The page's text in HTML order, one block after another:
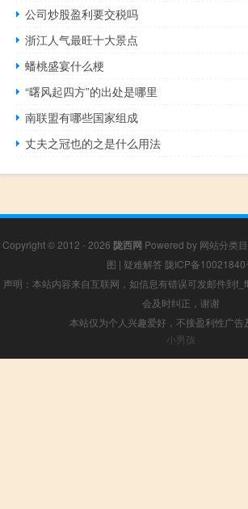
公司炒股盈利要交税吗
浙江人气最旺十大景点
蟠桃盛宴什么梗
“曙风起四方”的出处是哪里
南联盟有哪些国家组成
丈夫之冠也的之是什么用法
Copyright © 2012 - 2026 陇西网 Powered by 网站分类
图 | 疑难解答 陇ICP备10021840
声明：本站内容来自互联网，如信息有错误可发邮件到
会及时纠正，谢谢
本站仅为个人兴趣爱好，不接盈利性广告
小男孩